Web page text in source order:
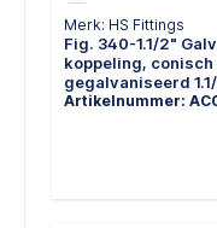
Merk: HS Fittings
Fig. 340-1.1/2"
koppeling,
gegalvaniseerd
Artikelnummer: